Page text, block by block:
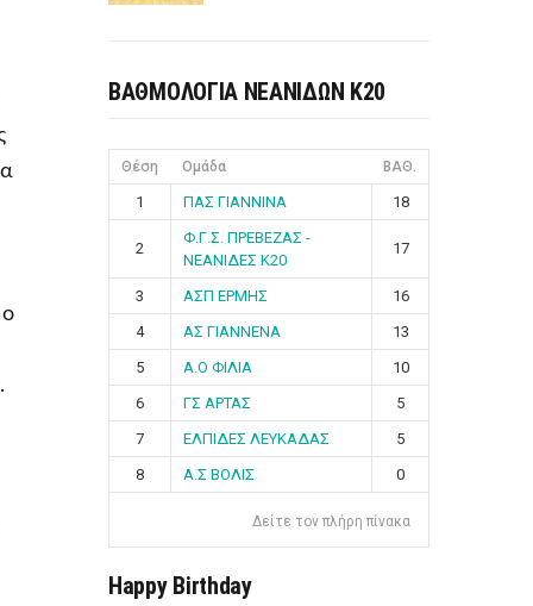
ΒΑΘΜΟΛΟΓΙΑ ΝΕΑΝΙΔΩΝ Κ20
Θέση Ομάδα ΒΑΘ.
1 ΠΑΣ ΓΙΑΝΝΙΝΑ 18
2
Φ.Γ.Σ. ΠΡΕΒΕΖΑΣ -
ΝΕΑΝΙΔΕΣ Κ20
17
3 ΑΣΠ ΕΡΜΗΣ
16
4
ΑΣ ΓΙΑΝΝΕΝΑ
13
5
Α.Ο ΦΙΛΙΑ
10
6
ΓΣ ΑΡΤΑΣ
5
7
ΕΛΠΙΔΕΣ ΛΕΥΚΑΔΑΣ
5
8
Α.Σ ΒΟΛΙΣ 0
Δείτε τον πλήρη πίνακα
Happy Birthday